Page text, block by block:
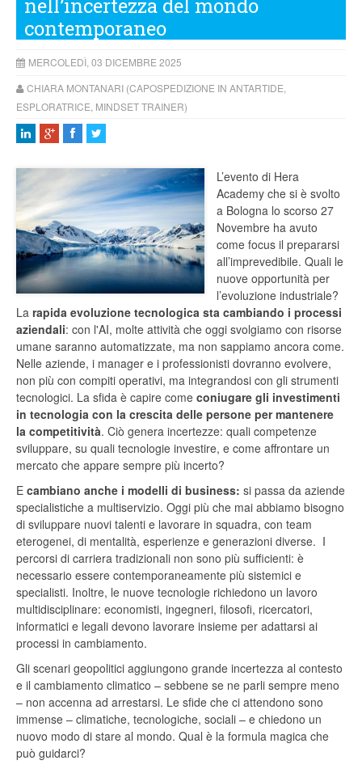
nell’incertezza del mondo
contemporaneo
MERCOLEDÌ, 03 DICEMBRE 2025
CHIARA MONTANARI (CAPOSPEDIZIONE IN ANTARTIDE,
ESPLORATRICE, MINDSET TRAINER)
L’evento di Hera
Academy che si è svolto
a Bologna lo scorso 27
Novembre ha avuto
come focus il prepararsi
all’imprevedibile. Quali le
nuove opportunità per
l’evoluzione industriale?
La rapida evoluzione tecnologica sta cambiando i processi
aziendali: con l'AI, molte attività che oggi svolgiamo con risorse
umane saranno automatizzate, ma non sappiamo ancora come.
Nelle aziende, i manager e i professionisti dovranno evolvere,
non più con compiti operativi, ma integrandosi con gli strumenti
tecnologici. La sfida è capire come coniugare gli investimenti
in tecnologia con la crescita delle persone per mantenere
la competitività. Ciò genera incertezze: quali competenze
sviluppare, su quali tecnologie investire, e come affrontare un
mercato che appare sempre più incerto?
E cambiano anche i modelli di business: si passa da aziende
specialistiche a multiservizio. Oggi più che mai abbiamo bisogno
di sviluppare nuovi talenti e lavorare in squadra, con team
eterogenei, di mentalità, esperienze e generazioni diverse. I
percorsi di carriera tradizionali non sono più sufficienti: è
necessario essere contemporaneamente più sistemici e
specialisti. Inoltre, le nuove tecnologie richiedono un lavoro
multidisciplinare: economisti, ingegneri, filosofi, ricercatori,
informatici e legali devono lavorare insieme per adattarsi ai
processi in cambiamento.
Gli scenari geopolitici aggiungono grande incertezza al contesto
e il cambiamento climatico – sebbene se ne parli sempre meno
– non accenna ad arrestarsi. Le sfide che ci attendono sono
immense – climatiche, tecnologiche, sociali – e chiedono un
nuovo modo di stare al mondo. Qual è la formula magica che
può guidarci?